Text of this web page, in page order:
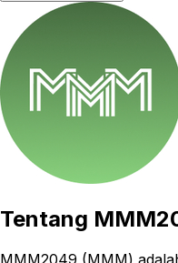
Tentang
MMM2049 (MMM)